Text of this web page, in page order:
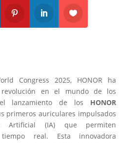
Congress 2025, HONOR ha
revolución en el mundo de los
lanzamiento de los HONOR
primeros auriculares impulsados
Artificial (IA) que permiten
real. Esta innovadora